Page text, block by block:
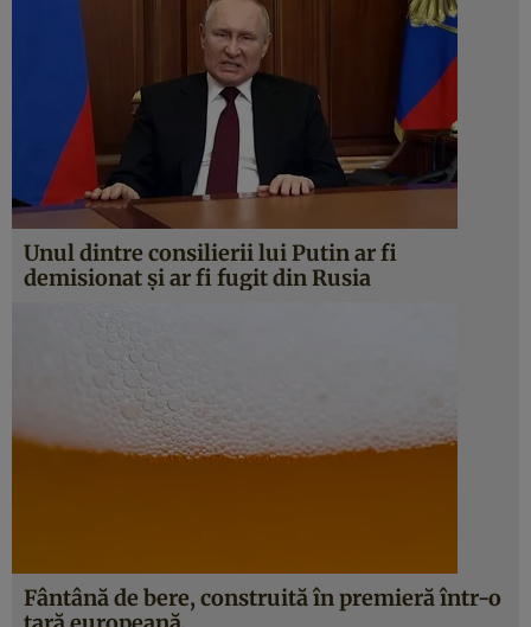
Unul dintre consilierii lui Putin ar fi
demisionat și ar fi fugit din Rusia
Fântână de bere, construită în premieră într-o